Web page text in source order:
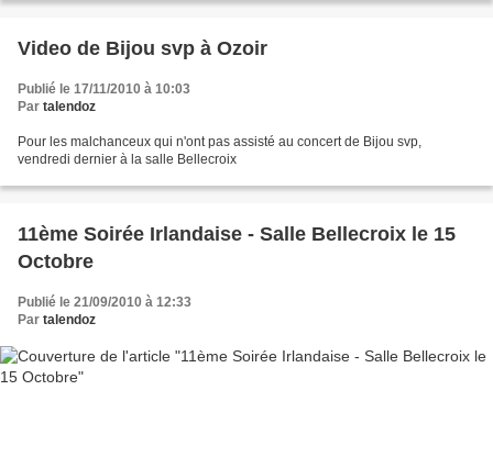
Video de Bijou svp à Ozoir
Publié le 17/11/2010 à 10:03
Par talendoz
Pour les malchanceux qui n'ont pas assisté au concert de Bijou svp,
vendredi dernier à la salle Bellecroix
11ème Soirée Irlandaise - Salle Bellecroix le 15
Octobre
Publié le 21/09/2010 à 12:33
Par talendoz